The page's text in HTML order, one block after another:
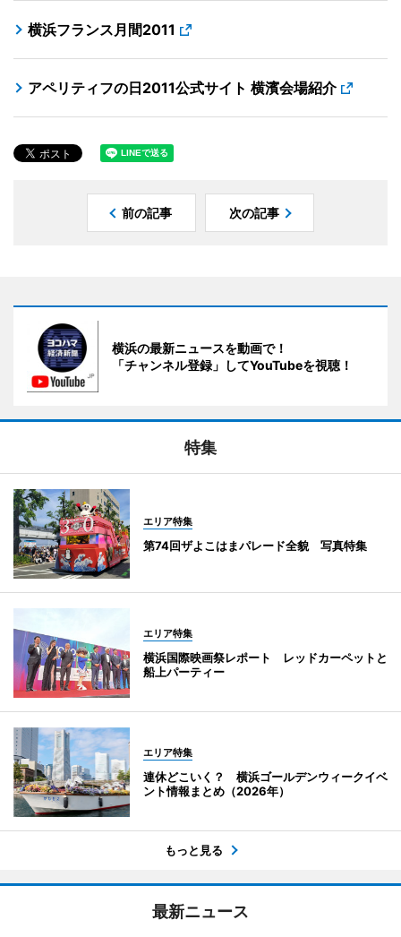
横浜フランス月間2011
アペリティフの日2011公式サイト 横濱会場紹介
前の記事 次の記事
横浜の最新ニュースを動画で！
「チャンネル登録」してYouTubeを視聴！
特集
エリア特集
第74回ザよこはまパレード全貌 写真特集
エリア特集
横浜国際映画祭レポート レッドカーペットと
船上パーティー
エリア特集
連休どこいく？ 横浜ゴールデンウィークイベ
ント情報まとめ（2026年）
もっと見る
最新ニュース